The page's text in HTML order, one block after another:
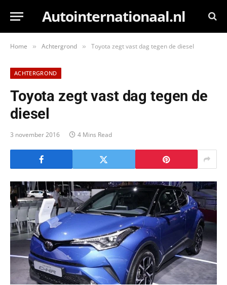
Autointernationaal.nl
Home » Achtergrond » Toyota zegt vast dag tegen de diesel
ACHTERGROND
Toyota zegt vast dag tegen de
diesel
3 november 2016 4 Mins Read